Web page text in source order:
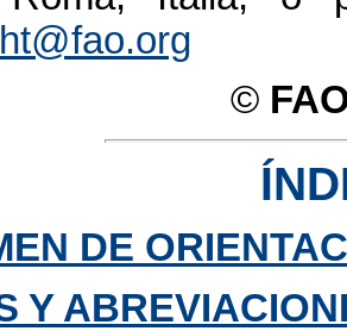
©
DE
Y